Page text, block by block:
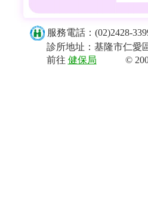
服務電話：(02)2428-
診所地址：基隆市仁愛
前往 健保局 © 2008-